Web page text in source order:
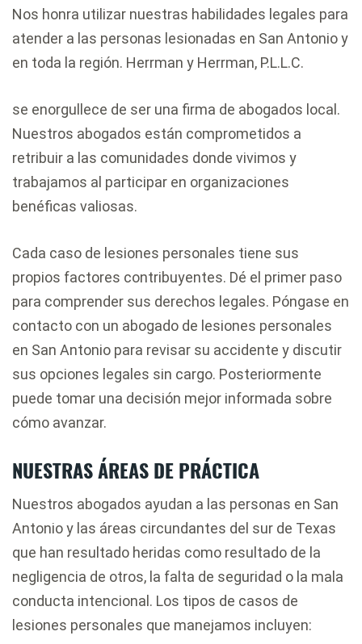
Nos honra utilizar nuestras habilidades legales para
atender a las personas lesionadas en San Antonio y
en toda la región. Herrman y Herrman, P.L.L.C.
se enorgullece de ser una firma de abogados local.
Nuestros abogados están comprometidos a
retribuir a las comunidades donde vivimos y
trabajamos al participar en organizaciones
benéficas valiosas.
Cada caso de lesiones personales tiene sus
propios factores contribuyentes. Dé el primer paso
para comprender sus derechos legales. Póngase en
contacto con un abogado de lesiones personales
en San Antonio para revisar su accidente y discutir
sus opciones legales sin cargo. Posteriormente
puede tomar una decisión mejor informada sobre
cómo avanzar.
NUESTRAS ÁREAS DE PRÁCTICA
Nuestros abogados ayudan a las personas en San
Antonio y las áreas circundantes del sur de Texas
que han resultado heridas como resultado de la
negligencia de otros, la falta de seguridad o la mala
conducta intencional. Los tipos de casos de
lesiones personales que manejamos incluyen: